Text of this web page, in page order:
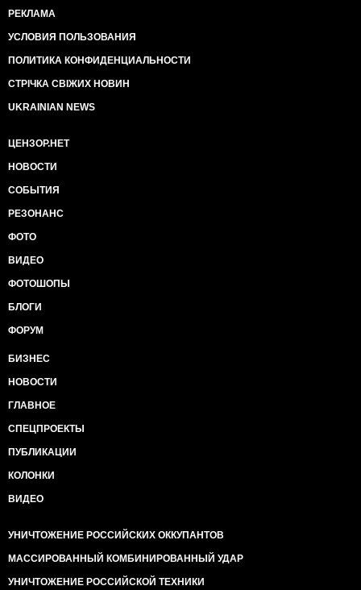
РЕКЛАМА
УСЛОВИЯ ПОЛЬЗОВАНИЯ
ПОЛИТИКА КОНФИДЕНЦИАЛЬНОСТИ
СТРІЧКА СВІЖИХ НОВИН
UKRAINIAN NEWS
ЦЕНЗОР.НЕТ
НОВОСТИ
СОБЫТИЯ
РЕЗОНАНС
ФОТО
ВИДЕО
ФОТОШОПЫ
БЛОГИ
ФОРУМ
БИЗНЕС
НОВОСТИ
ГЛАВНОЕ
СПЕЦПРОЕКТЫ
ПУБЛИКАЦИИ
КОЛОНКИ
ВИДЕО
УНИЧТОЖЕНИЕ РОССИЙСКИХ ОККУПАНТОВ
МАССИРОВАННЫЙ КОМБИНИРОВАННЫЙ УДАР
УНИЧТОЖЕНИЕ РОССИЙСКОЙ ТЕХНИКИ